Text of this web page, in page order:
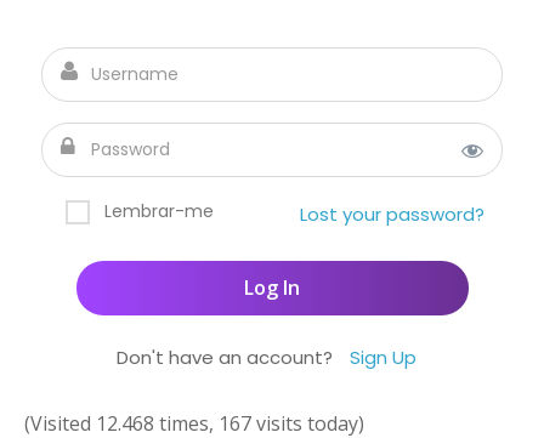
Lembrar-me Lost your password?
Don't have an account? Sign Up
(Visited 12.468 times, 167 visits today)